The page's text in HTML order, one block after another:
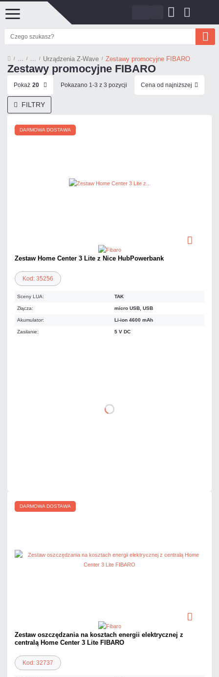
Urządzenia Z-Wave Zestawy promocyjne FIBARO
Zestawy promocyjne FIBARO
Pokaż 20 Pokazano 1-3 z 3 pozycji Cena od najniższej
FILTRY
DARMOWA DOSTAWA
Zestaw Home Center 3 Lite z Nice HubPowerbank
Kod: 35256
Sceny LUA: TAK
Złącza: micro USB, USB
Akumulator: Li-ion 4600 mAh
Zasilanie: 5 V DC
DO KOSZYKA
DARMOWA DOSTAWA
Zestaw oszczędzania na kosztach energii elektrycznej z
centralą Home Center 3 Lite FIBARO
Kod: 32737